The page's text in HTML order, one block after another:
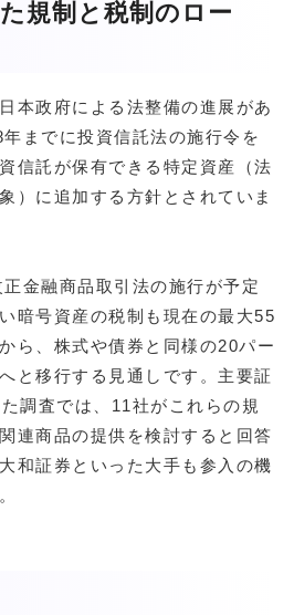
規制と税制のロー
本政府による法整備の進展があ
までに投資信託法の施行令を
信託が保有できる特定資産（法
）に追加する方針とされていま
金融商品取引法の施行が予定
暗号資産の税制も現在の最大55
ら、株式や債券と同様の20パー
と移行する見通しです。主要証
調査では、11社がこれらの規
連商品の提供を検討すると回答
和証券といった大手も参入の機